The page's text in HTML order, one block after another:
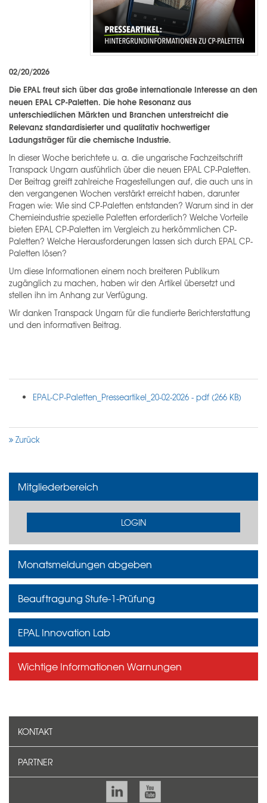
02/20/2026
Die EPAL freut sich über das große internationale Interesse an den
neuen EPAL CP-Paletten. Die hohe Resonanz aus
unterschiedlichen Märkten und Branchen unterstreicht die
Relevanz standardisierter und qualitativ hochwertiger
Ladungsträger für die chemische Industrie.
In dieser Woche berichtete u. a. die ungarische Fachzeitschrift
Transpack Ungarn ausführlich über die neuen EPAL CP-Paletten.
Der Beitrag greift zahlreiche Fragestellungen auf, die auch uns in
den vergangenen Wochen verstärkt erreicht haben, darunter
Fragen wie: Wie sind CP-Paletten entstanden? Warum sind in der
Chemieindustrie spezielle Paletten erforderlich? Welche Vorteile
bieten EPAL CP-Paletten im Vergleich zu herkömmlichen CP-
Paletten? Welche Herausforderungen lassen sich durch EPAL CP-
Paletten lösen?
Um diese Informationen einem noch breiteren Publikum
zugänglich zu machen, haben wir den Artikel übersetzt und
stellen ihn im Anhang zur Verfügung.
Wir danken Transpack Ungarn für die fundierte Berichterstattung
und den informativen Beitrag.
EPAL-CP-Paletten_Presseartikel_20-02-2026 - pdf (266 KB)
Zurück
Mitgliederbereich
LOGIN
Monatsmeldungen abgeben
Beauftragung Stufe-1-Prüfung
EPAL Innovation Lab
Wichtige Informationen Warnungen
KONTAKT
PARTNER